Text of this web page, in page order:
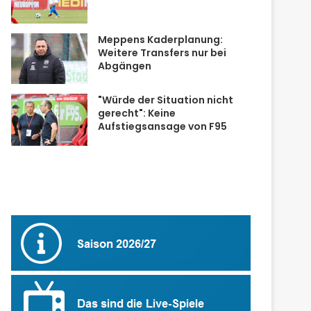
Meppens Kaderplanung:
Weitere Transfers nur bei
Abgängen
"Würde der Situation nicht
gerecht": Keine
Aufstiegsansage von F95